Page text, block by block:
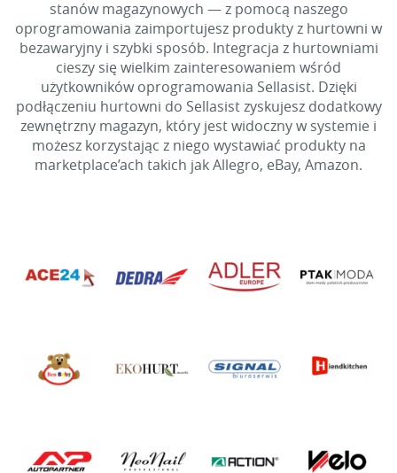
stanów magazynowych — z pomocą naszego
oprogramowania zaimportujesz produkty z hurtowni w
bezawaryjny i szybki sposób. Integracja z hurtowniami
cieszy się wielkim zainteresowaniem wśród
użytkowników oprogramowania Sellasist. Dzięki
podłączeniu hurtowni do Sellasist zyskujesz dodatkowy
zewnętrzny magazyn, który jest widoczny w systemie i
możesz korzystając z niego wystawiać produkty na
marketplace’ach takich jak Allegro, eBay, Amazon.